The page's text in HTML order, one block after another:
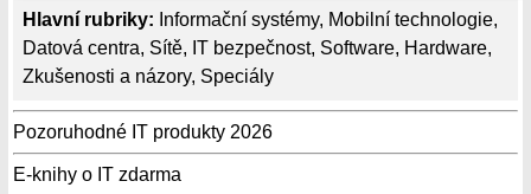
Hlavní rubriky: Informační systémy, Mobilní technologie,
Datová centra, Sítě, IT bezpečnost, Software, Hardware,
Zkušenosti a názory, Speciály
Pozoruhodné IT produkty 2026
E-knihy o IT zdarma